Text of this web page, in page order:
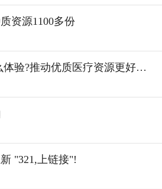
资源1100多份
在火车上做CT是什么体验?推动优质医疗资源更好惠及基层
"321,上链接"!